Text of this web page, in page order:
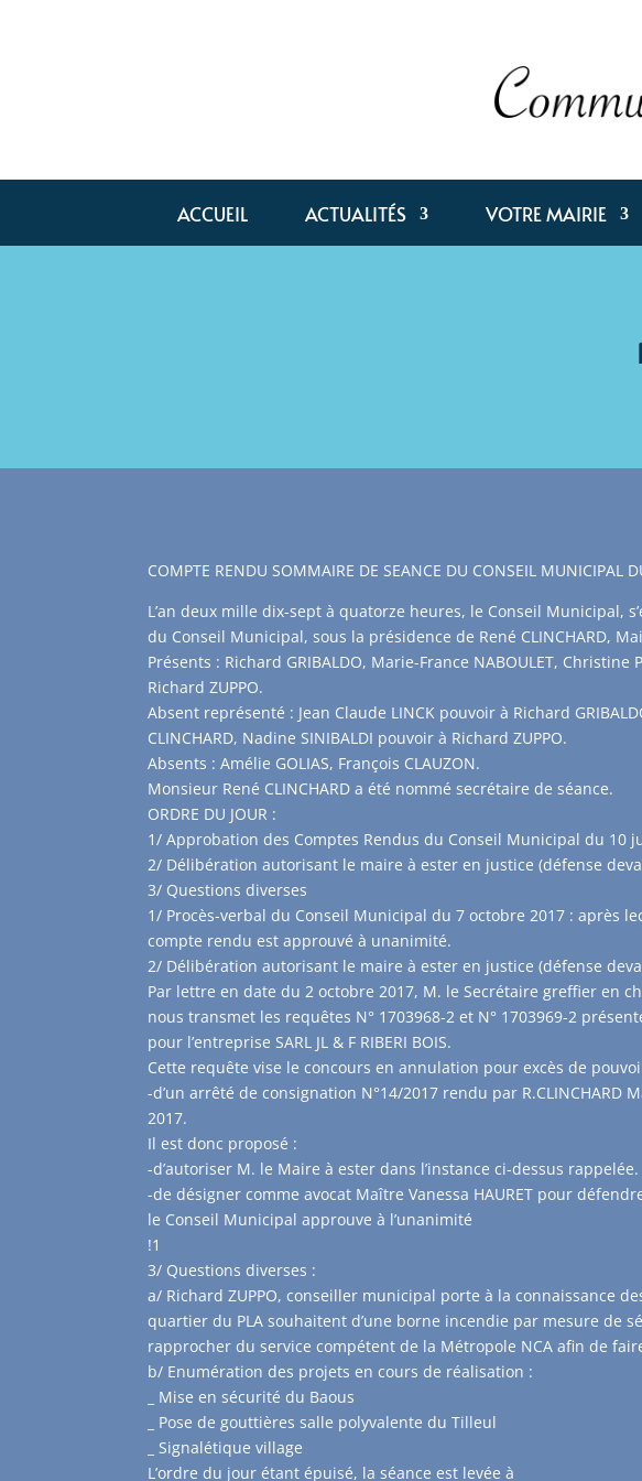
ACCUEIL ACTUALITÉS VOTRE MAIRIE
COMPTE RENDU SOMMAIRE DE SEANCE DU CONSEIL MUNICIPAL
L’an deux mille dix-sept à quatorze heures, le Conseil Municipal,
du Conseil Municipal, sous la présidence de René CLINCHARD,
Présents : Richard GRIBALDO, Marie-France NABOULET, Christine
Richard ZUPPO.
Absent représenté : Jean Claude LINCK pouvoir à Richard
CLINCHARD, Nadine SINIBALDI pouvoir à Richard ZUPPO.
Absents : Amélie GOLIAS, François CLAUZON.
Monsieur René CLINCHARD a été nommé secrétaire de séance.
ORDRE DU JOUR :
1/ Approbation des Comptes Rendus du Conseil Municipal du 10
2/ Délibération autorisant le maire à ester en justice (défense
3/ Questions diverses
1/ Procès-verbal du Conseil Municipal du 7 octobre 2017 : après
compte rendu est approuvé à unanimité.
2/ Délibération autorisant le maire à ester en justice (défense
Par lettre en date du 2 octobre 2017, M. le Secrétaire greffier en
nous transmet les requêtes N° 1703968-2 et N° 1703969-2
pour l’entreprise SARL JL & F RIBERI BOIS.
Cette requête vise le concours en annulation pour excès de
-d’un arrêté de consignation N°14/2017 rendu par R.CLINCHARD
2017.
Il est donc proposé :
-d’autoriser M. le Maire à ester dans l’instance ci-dessus rappelée.
-de désigner comme avocat Maître Vanessa HAURET pour
le Conseil Municipal approuve à l’unanimité
!1
3/ Questions diverses :
a/ Richard ZUPPO, conseiller municipal porte à la connaissance
quartier du PLA souhaitent d’une borne incendie par mesure de
rapprocher du service compétent de la Métropole NCA afin de
b/ Enumération des projets en cours de réalisation :
_ Mise en sécurité du Baous
_ Pose de gouttières salle polyvalente du Tilleul
_ Signalétique village
L’ordre du jour étant épuisé, la séance est levée à